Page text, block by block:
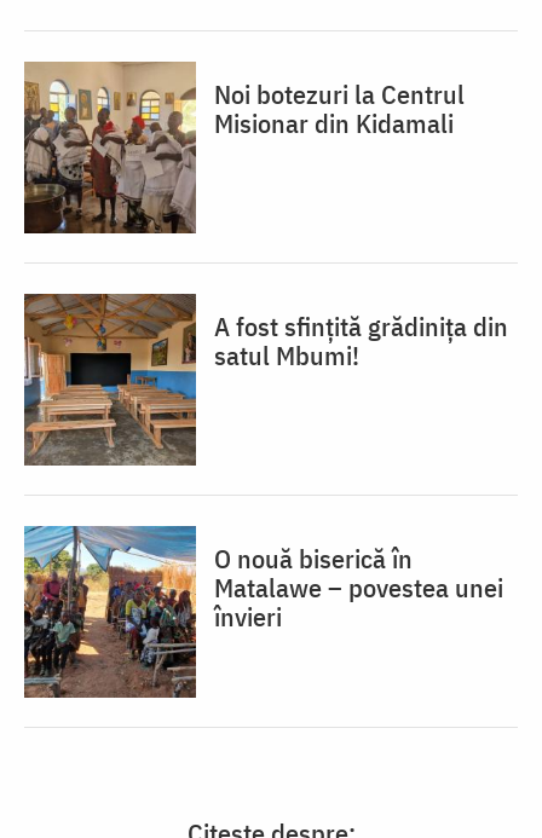
Noi botezuri la Centrul
Misionar din Kidamali
A fost sfințită grădinița din
satul Mbumi!
O nouă biserică în
Matalawe – povestea unei
învieri